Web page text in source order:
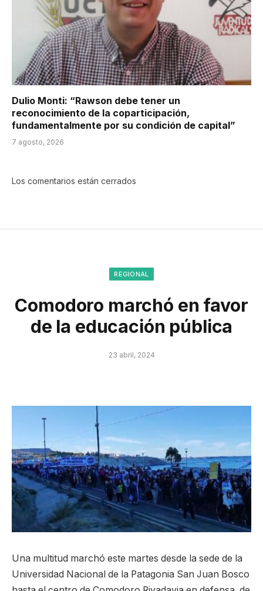
Dulio Monti: “Rawson debe tener un
reconocimiento de la coparticipación,
fundamentalmente por su condición de capital”
7 agosto, 2026
Los comentarios están cerrados
REGIONAL
Comodoro marchó en favor
de la educación pública
23 abril, 2024
Una multitud marchó este martes desde la sede de la
Universidad Nacional de la Patagonia San Juan Bosco